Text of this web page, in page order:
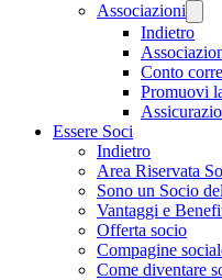
Associazioni
Indietro
Conto
Promuovi
Essere Soci
Indietro
Area Riservata
Sono un Socio
Vantaggi e
Offerta socio
Compagine
Come diventare